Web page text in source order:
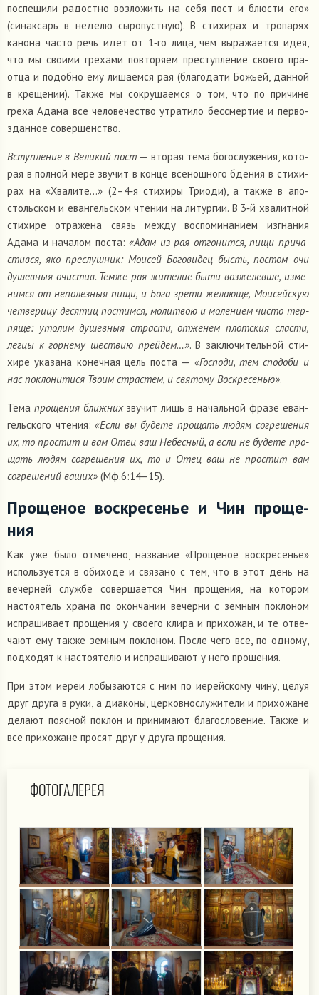
поспе­шили радостно воз­ло­жить на себя пост и блюсти его»
(синак­сарь в неделю сыро­пуст­ную). В сти­хи­рах и тро­па­рях
канона часто речь идет от 1‑го лица, чем выра­жа­ется идея,
что мы своими гре­хами повто­ряем пре­ступ­ле­ние своего пра­
отца и подобно ему лиша­емся рая (бла­го­дати Божьей, данной
в кре­ще­нии). Также мы сокру­ша­емся о том, что по при­чине
греха Адама все чело­ве­че­ство утра­тило бес­смер­тие и пер­во­
здан­ное совер­шен­ство.
Вступ­ле­ние в Вели­кий пост— вторая тема бого­слу­же­ния, кото­
рая в полной мере звучит в конце все­нощ­ного бдения в сти­хи­
рах на «Хва­лите…» (2–4‑я сти­хиры Триоди), а также в апо­
столь­ском и еван­гель­ском чтении на литур­гии. В 3‑й хва­лит­ной
сти­хире отра­жена связь между вос­по­ми­на­нием изгна­ния
Адама и нача­лом поста:«Адам из рая отго­нится, пищи при­ча­
сти­вся, яко пре­слуш­ник: Моисей Бого­ви­дец бысть, постом очи
душев­ныя очи­стив. Темже рая жите­лие быти воз­же­левше, изме­
нимся от непо­лез­ныя пищи, и Бога зрети жела­юще, Мои­сей­скую
чет­ве­рицу деся­тиц постимся, молит­вою и моле­нием чисто тер­
пяще: утолим душев­ныя стра­сти, отже­нем плот­ския сласти,
легцы к гор­нему шествию прейдем…». В заклю­чи­тель­ной сти­
хире ука­зана конеч­ная цель поста — «Гос­поди, тем спо­доби и
нас покло­ни­тися Твоим страс­тем, и свя­тому Вос­кре­се­нью».
Тема про­ще­ния ближ­нихзвучит лишь в началь­ной фразе еван­
гель­ского чтения:«Если вы будете про­щать людям согре­ше­ния
их, то про­стит и вам Отец ваш Небес­ный, а если не будете про­
щать людям согре­ше­ния их, то и Отец ваш не про­стит вам
согре­ше­ний ваших» (Мф.6:14–15).
Про­ще­ное вос­кре­се­нье и Чин про­ще­
ния
Как уже было отме­чено, назва­ние «Про­ще­ное вос­кре­се­нье»
исполь­зу­ется в оби­ходе и свя­зано с тем, что в этот день на
вечер­ней службе совер­ша­ется Чин про­ще­ния, на кото­ром
насто­я­тель храма по окон­ча­нии вечерни с земным покло­ном
испра­ши­вает про­ще­ния у своего клира и при­хо­жан, и те отве­
чают ему также земным покло­ном. После чего все, по одному,
под­хо­дят к насто­я­телю и испра­ши­вают у него про­ще­ния.
При этом иереи лобы­за­ются с ним по иерей­скому чину, целуя
друг друга в руки, а диа­коны, цер­ков­но­слу­жи­тели и при­хо­жане
делают пояс­ной поклон и при­ни­мают бла­го­сло­ве­ние. Также и
все при­хо­жане просят друг у друга про­ще­ния.
ФОТОГАЛЕРЕЯ